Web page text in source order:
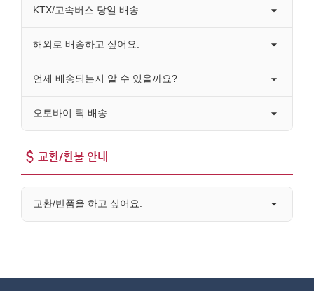
KTX/고속버스 당일 배송
해외로 배송하고 싶어요.
언제 배송되는지 알 수 있을까요?
오토바이 퀵 배송
교환/환불 안내
교환/반품을 하고 싶어요.